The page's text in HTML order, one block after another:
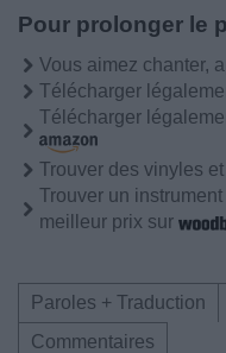
Pour prolonger le
Vous aimez chanter,
Télécharger
Télécharger
Trouver des vinyles
Trouver un
meilleur prix sur
Paroles + Traduction
Commentaires